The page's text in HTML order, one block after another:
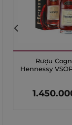
Rượu
Hennessy